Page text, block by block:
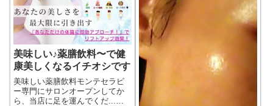
美味しい♪薬膳飲料〜で健
康美しくなるイチオシです
美味しい薬膳飲料モンテセラピ
ー専門にサロンオープンしてか
ら、当店に足を運んでくだ...続